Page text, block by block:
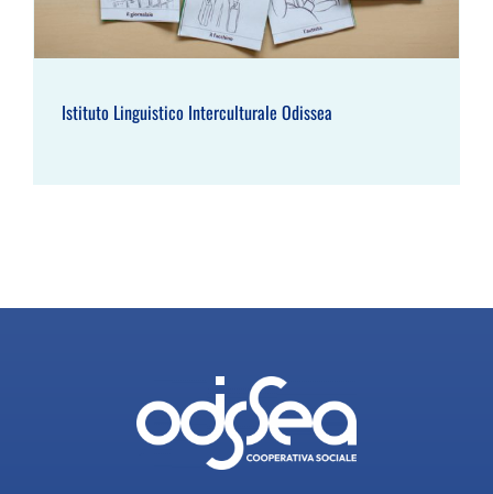
Istituto Linguistico Interculturale Odissea